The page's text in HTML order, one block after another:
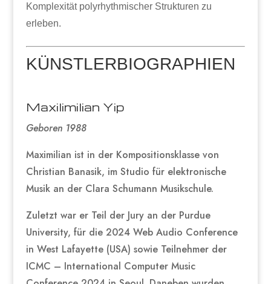
Komplexität polyrhythmischer Strukturen zu
erleben.
KÜNSTLERBIOGRAPHIEN
Maxilimilian Yip
Geboren 1988
Maximilian ist in der Kompositionsklasse von
Christian Banasik, im Studio für elektronische
Musik an der Clara Schumann Musikschule.
Zuletzt war er Teil der Jury an der Purdue
University, für die 2024 Web Audio Conference
in West Lafayette (USA) sowie Teilnehmer der
ICMC – International Computer Music